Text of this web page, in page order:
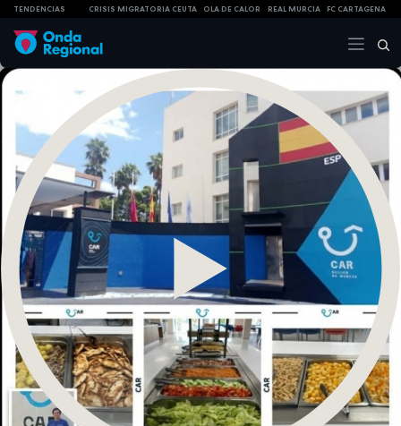
TENDENCIAS CRISIS MIGRATORIA CEUTA OLA DE CALOR REAL MURCIA FC CARTAGENA